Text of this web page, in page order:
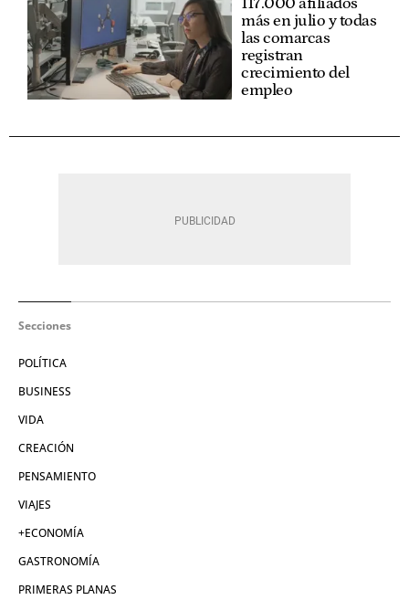
más en julio y todas
las comarcas
registran
crecimiento del
empleo
Secciones
POLÍTICA
BUSINESS
VIDA
CREACIÓN
PENSAMIENTO
VIAJES
+ECONOMÍA
GASTRONOMÍA
PRIMERAS PLANAS